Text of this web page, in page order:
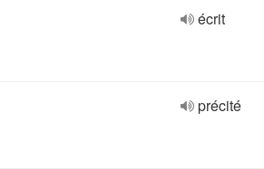
écrit
précité